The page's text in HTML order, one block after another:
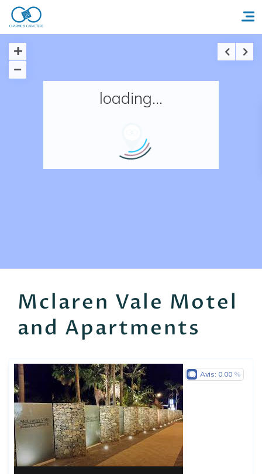
Accueil
Nos adresses en France
loading...
Mclaren Vale Motel
and Apartments
Avis: 0.00